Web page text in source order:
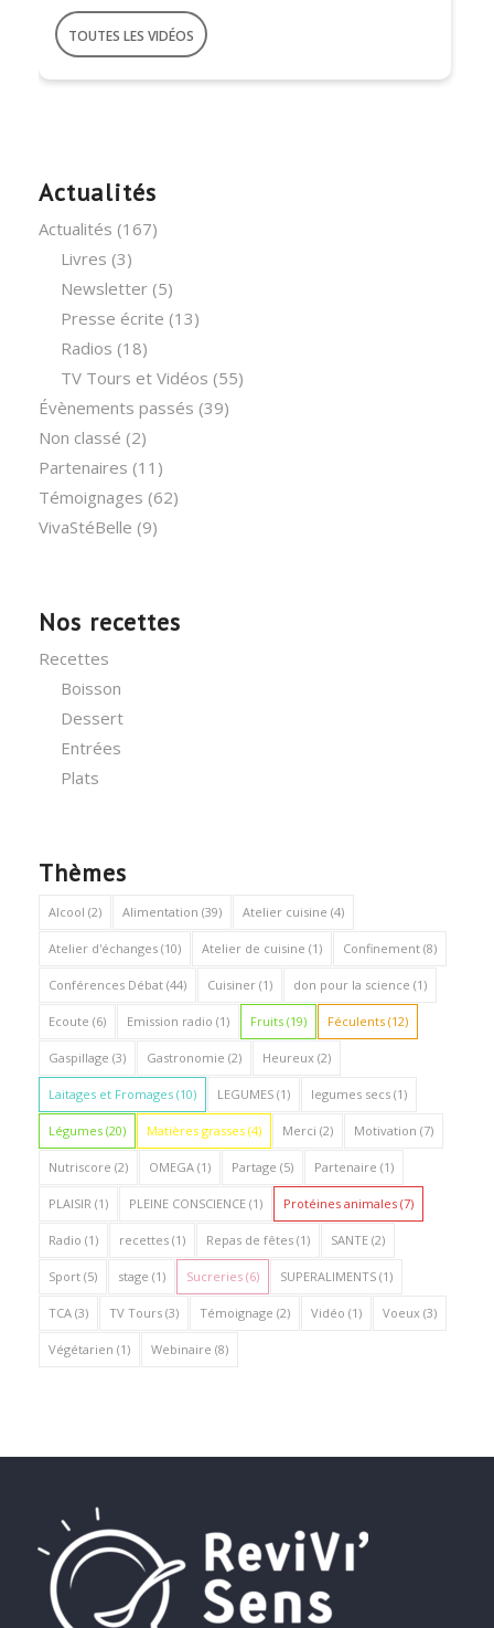
TOUTES LES VIDÉOS
Actualités
Actualités (167)
Livres (3)
Newsletter(5)
Presse écrite (13)
Radios (18)
TV Tours et Vidéos (55)
Évènements passés (39)
Non classé (2)
Partenaires (11)
Témoignages (62)
VivaStéBelle (9)
Nos recettes
Recettes
Boisson
Dessert
Entrées
Plats
Thèmes
Alcool (2) Alimentation (39) Atelier cuisine (4)
Atelier d'échanges(10) Atelier de cuisine (1) Confinement(8)
Conférences Débat(44) Cuisiner(1) don pour la science (1)
Ecoute (6) Emission radio (1) Fruits(19) Féculents(12)
Gaspillage (3) Gastronomie (2) Heureux (2)
Laitages et Fromages(10) LEGUMES(1) legumes secs(1)
Légumes(20) Matières grasses(4) Merci (2) Motivation (7)
Nutriscore (2) OMEGA(1) Partage (5) Partenaire (1)
PLAISIR (1) PLEINE CONSCIENCE(1) Protéines animales(7)
Radio (1) recettes(1) Repas de fêtes(1) SANTE(2)
Sport(5) stage (1) Sucreries(6) SUPERALIMENTS(1)
TCA(3) TV Tours(3) Témoignage (2) Vidéo (1) Voeux (3)
Végétarien (1) Webinaire (8)